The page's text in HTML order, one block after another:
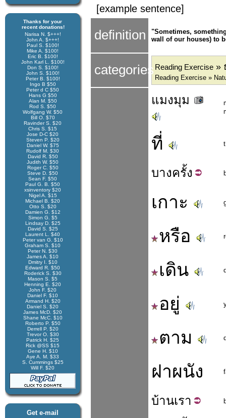
Thanks for your
recent donations!
Narisa N. $+++!
John A. $+++!
Paul S. $100!
Mike A. $100!
Eric B. $100!
John Karl L. $100!
Don S. $100!
John S. $100!
Peter B. $100!
Ingo B $50
Peter d C $50
Hans G $50
Alan M. $50
Rod S. $50
Wolfgang W. $50
Bill O. $70
Ravinder S. $20
Chris S. $15
Jose D-C $20
Steven P. $20
Daniel W. $75
Rudolf M. $30
David R. $50
Judith W. $50
Roger C. $50
Steve D. $50
Sean F. $50
Paul G. B. $50
xsinventory $20
Nigel A. $15
Michael B. $20
Otto S. $20
Damien G. $12
Simon G. $5
Lindsay D. $25
David S. $25
Laurent L. $40
Peter van G. $10
Graham S. $10
Peter N. $30
James A. $10
Dmitry I. $10
Edward R. $50
Roderick S. $30
Mason S. $5
Henning E. $20
John F. $20
Daniel F. $10
Armand H. $20
Daniel S. $20
James McD. $20
Shane McC. $10
Roberto P. $50
Derrell P. $20
Trevor O. $30
Patrick H. $25
Rick @SS $15
Gene H. $10
Aye A. M. $33
S. Cummings $25
Will F. $20
Get e-mail
[example sentence]
definition
"Sometimes,
wall of our houses) to
categories Reading Exercise »
Reading Exercise »
แมงมุม
ที่
บางครั้ง
เกาะ
หรือ
เดิน
อยู่
ตาม
ฝาผนัง
บ้านเรา